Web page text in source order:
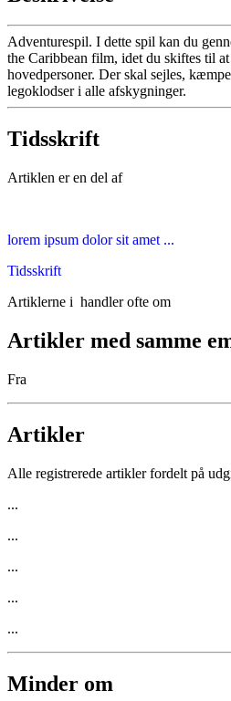
Adventurespil. I dette spil kan du
the Caribbean film, idet du skiftes til
hovedpersoner. Der skal sejles,
legoklodser i alle afskygninger.
Tidsskrift
Artiklen er en del af
lorem ipsum dolor sit amet ...
Tidsskrift
Artiklerne i handler ofte om
Artikler med samme
Fra
Artikler
Alle registrerede artikler fordelt på
...
...
...
...
...
Minder om